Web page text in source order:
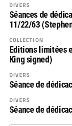
DIVERS
Séances de
11/22/63
COLLECTION
Editions limitées
King signed)
DIVERS
Séance de
DIVERS
Séance de